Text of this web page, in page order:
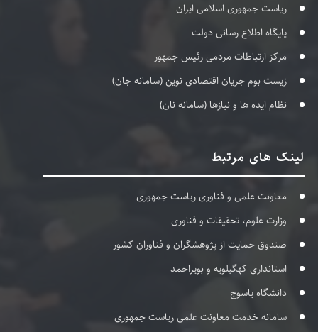
ریاست جمهوری اسلامی ایران
پایگاه اطلاع رسانی دولت
مرکز ارتباطات مردمی رئیس جمهور
زیست بوم جریان اقتصادی نوین (سامانه جان)
نظام ایده ها و نیازها (سامانه نان)
لینک های مرتبط
معاونت علمی و فناوری ریاست جمهوری
وزارت علوم، تحقیقات و فناوری
صندوق حمایت از پژوهشگران و فناوران کشور
استانداری کهگیلویه و بویراحمد
دانشگاه یاسوج
سامانه خدمت معاونت علمی ریاست جمهوری